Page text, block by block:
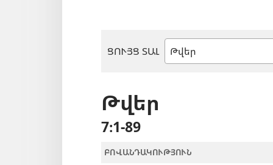
ՑՈՒՅՑ ՏԱԼ
Աստվածաշնչյան
Թվեր
7։1-89
ԲՈՎԱՆԴԱԿՈՒԹՅՈՒՆ